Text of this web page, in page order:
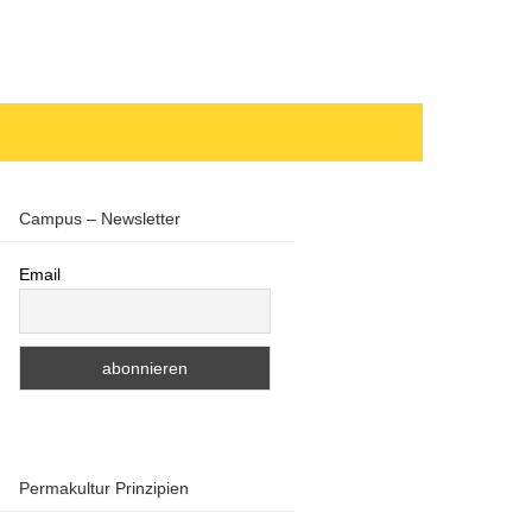
Campus – Newsletter
Email
Permakultur Prinzipien